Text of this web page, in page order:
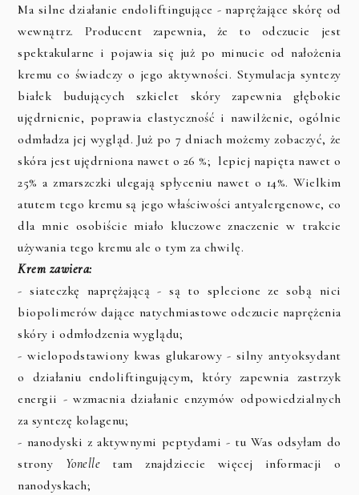
Ma silne działanie endoliftingujące - naprężające skórę od
wewnątrz. Producent zapewnia, że to odczucie jest
spektakularne i pojawia się już po minucie od nałożenia
kremu co świadczy o jego aktywności. Stymulacja syntezy
białek budujących szkielet skóry zapewnia głębokie
ujędrnienie, poprawia elastyczność i nawilżenie, ogólnie
odmładza jej wygląd. Już po 7 dniach możemy zobaczyć, że
skóra jest ujędrniona nawet o 26 %; lepiej napięta nawet o
25% a zmarszczki ulegają spłyceniu nawet o 14%. Wielkim
atutem tego kremu są jego właściwości antyalergenowe, co
dla mnie osobiście miało kluczowe znaczenie w trakcie
używania tego kremu ale o tym za chwilę.
Krem zawiera:
- siateczkę naprężającą - są to splecione ze sobą nici
biopolimerów dające natychmiastowe odczucie naprężenia
skóry i odmłodzenia wyglądu;
- wielopodstawiony kwas glukarowy - silny antyoksydant
o działaniu endoliftingującym, który zapewnia zastrzyk
energii - wzmacnia działanie enzymów odpowiedzialnych
za syntezę kolagenu;
- nanodyski z aktywnymi peptydami - tu Was odsyłam do
strony Yonelle tam znajdziecie więcej informacji o
nanodyskach;